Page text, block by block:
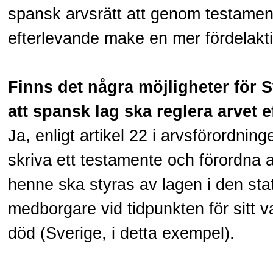
spansk arvsrätt att genom
efterlevande make en mer
Finns det några möjligheter för
att spansk lag ska reglera arvet
Ja, enligt artikel 22 i
skriva ett testamente och förordna
henne ska styras av lagen i den
medborgare vid tidpunkten för sitt
död (Sverige, i detta exempel).